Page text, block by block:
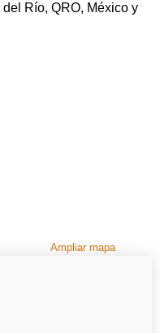
Río, QRO, México y
Ampliar mapa